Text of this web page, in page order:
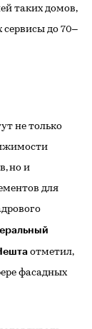
таких домов,
сервисы до 70–
не только
но и
для
отметил,
фасадных